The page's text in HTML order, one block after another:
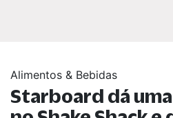
Alimentos & Bebidas
Starboard dá